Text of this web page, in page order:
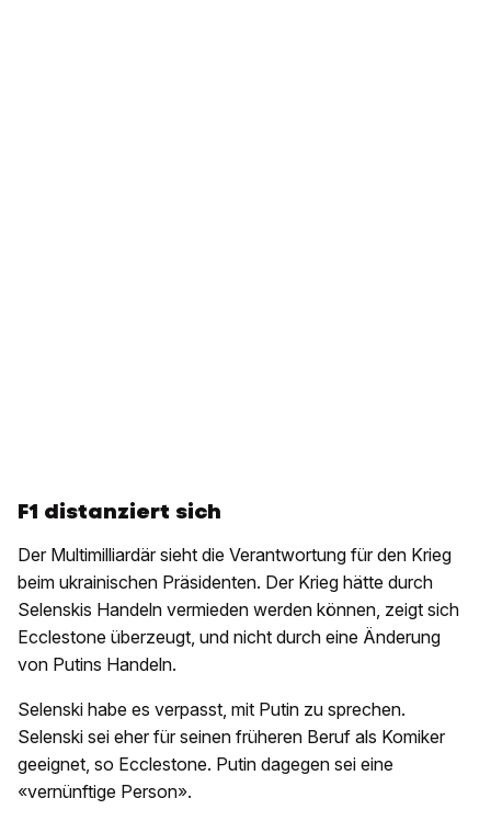
F1 distanziert sich
Der Multimilliardär sieht die Verantwortung für den Krieg
beim ukrainischen Präsidenten. Der Krieg hätte durch
Selenskis Handeln vermieden werden können, zeigt sich
Ecclestone überzeugt, und nicht durch eine Änderung
von Putins Handeln.
Selenski habe es verpasst, mit Putin zu sprechen.
Selenski sei eher für seinen früheren Beruf als Komiker
geeignet, so Ecclestone. Putin dagegen sei eine
«vernünftige Person».